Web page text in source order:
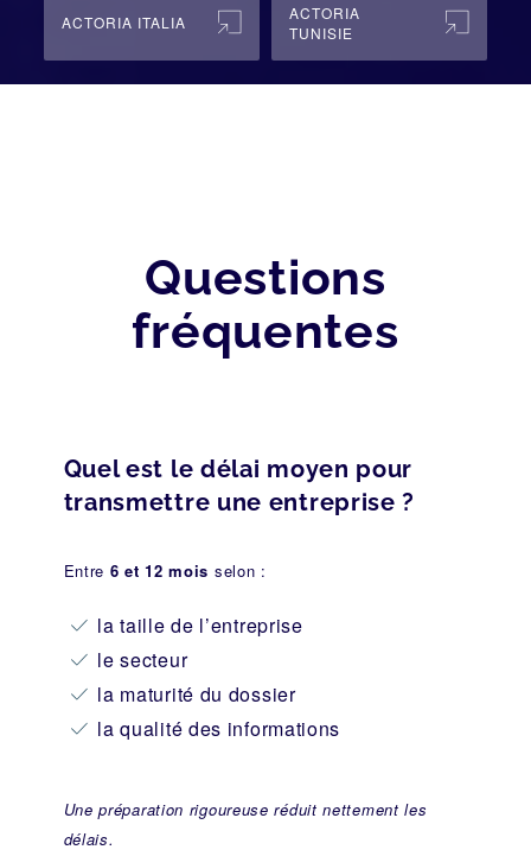
ACTORIA ITALIA
ACTORIA
TUNISIE
Questions
fréquentes
Quel est le délai moyen pour
transmettre une entreprise ?
Entre 6 et 12 mois selon :
la taille de l’entreprise
le secteur
la maturité du dossier
la qualité des informations
Une préparation rigoureuse réduit nettement les
délais.